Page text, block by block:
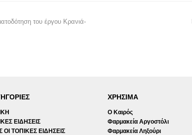
του έργου Κρανιά-
ΕΙΔΗΣΕΙΣ
ΟΙ ΤΟΠΙΚΕΣ ΕΙΔΗΣΕΙΣ
ΧΡΗΣΙΜΑ
Ο Καιρός
Φαρμακεία Αργοστόλι
Φαρμακεία Ληξούρι